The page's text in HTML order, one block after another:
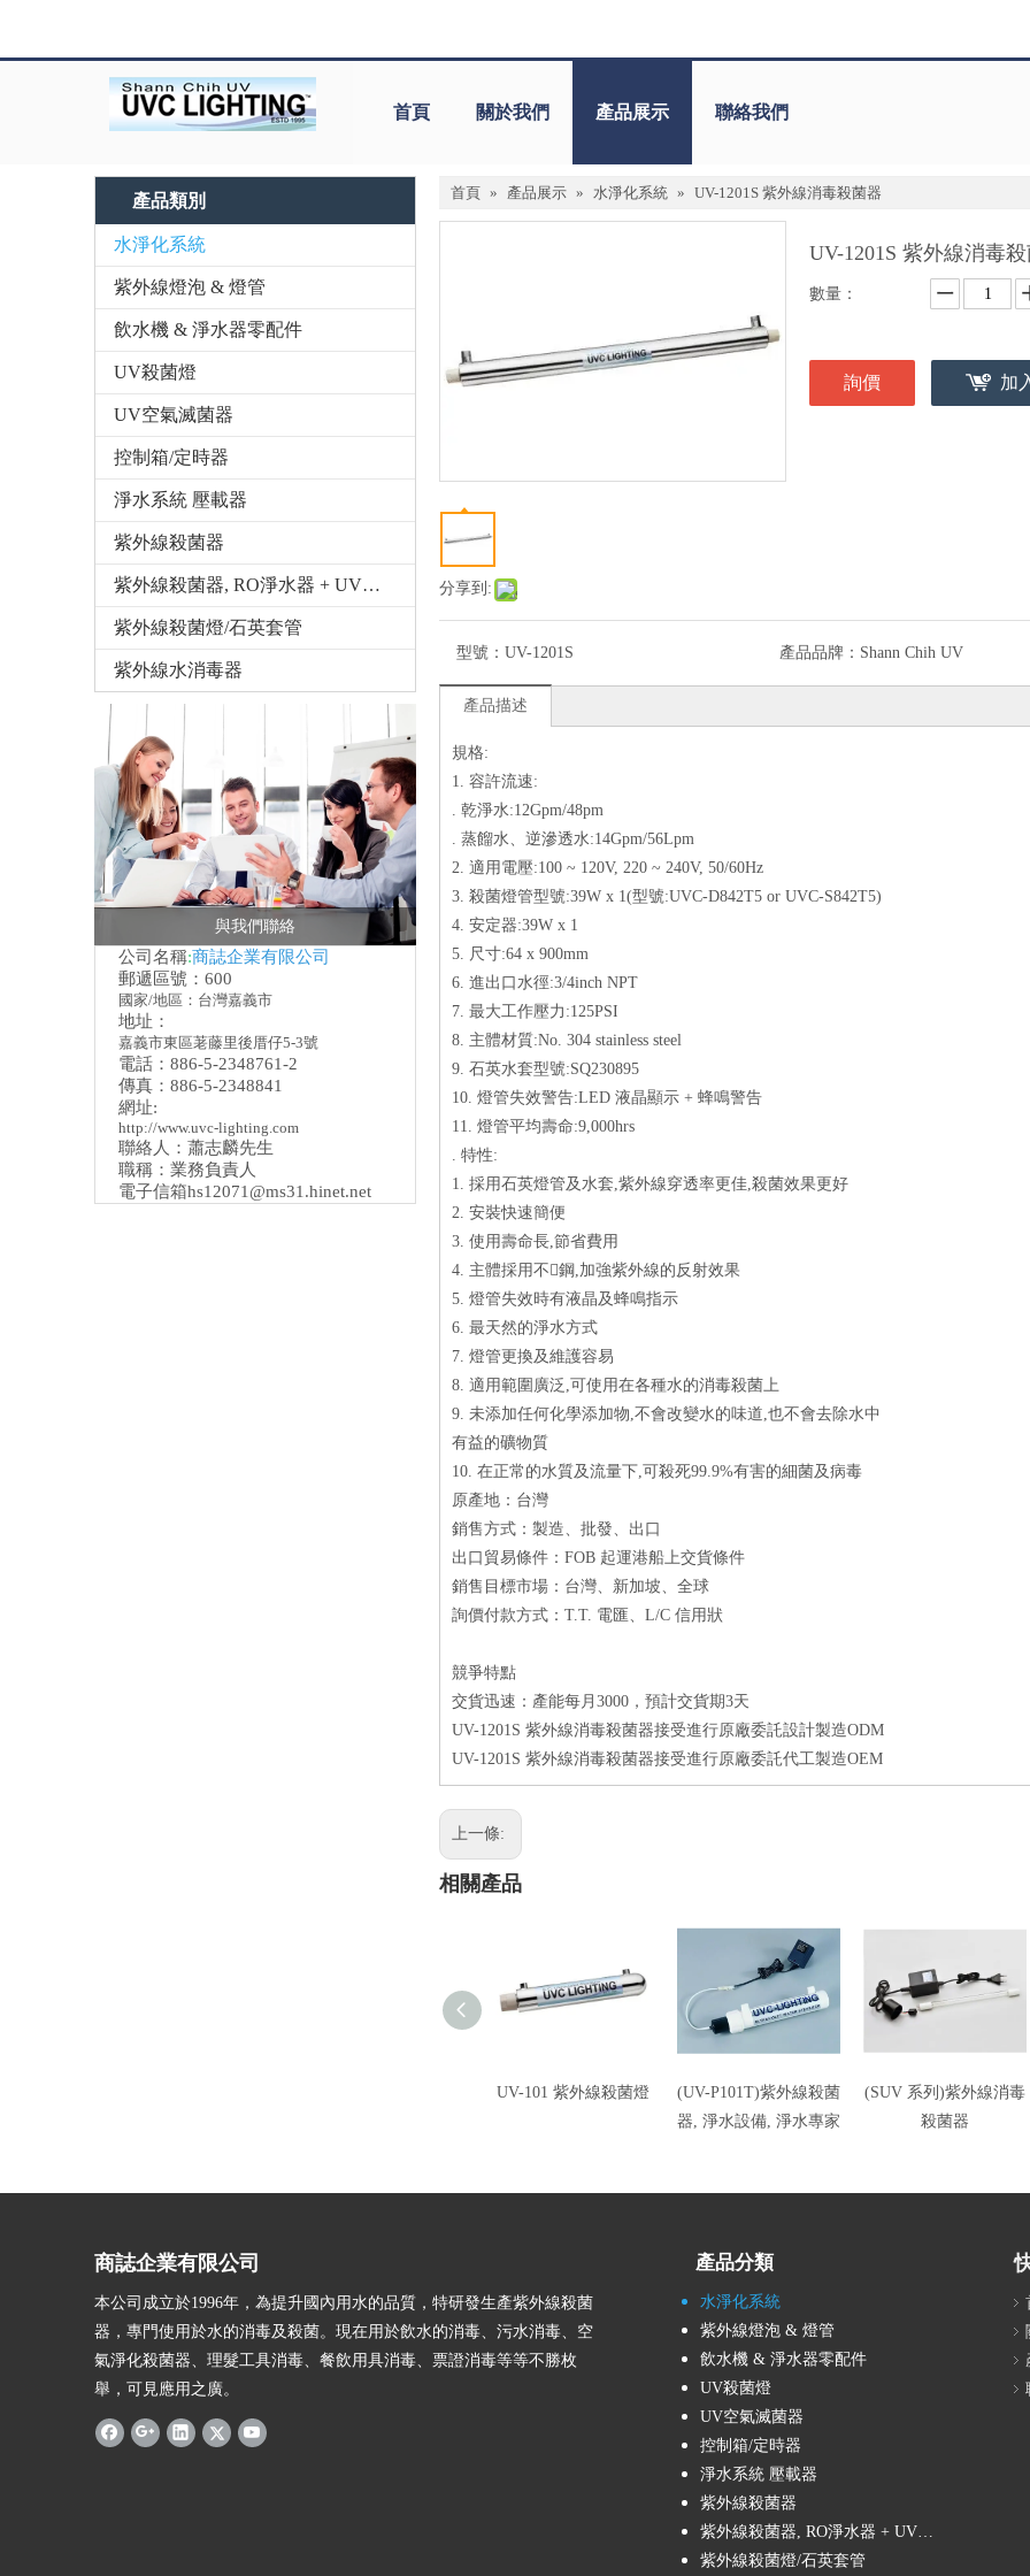
首頁 關於我們 產品展示 聯絡我們
產品類別
水淨化系統
紫外線燈泡 & 燈管
飲水機 & 淨水器零配件
UV殺菌燈
UV空氣滅菌器
控制箱/定時器
淨水系統 壓載器
紫外線殺菌器
紫外線殺菌器, RO淨水器 + UV殺菌燈
紫外線殺菌燈/石英套管
紫外線水消毒器
與我們聯絡
公司名稱:商誌企業有限公司
郵遞區號：600
國家/地區：台灣嘉義市
地址：
嘉義市東區荖藤里後厝仔5-3號
電話：886-5-2348761-2
傳真：886-5-2348841
網址:
http://www.uvc-lighting.com
聯絡人：蕭志麟先生
職稱：業務負責人
電子信箱hs12071@ms31.hinet.net
首頁 » 產品展示 » 水淨化系統 » UV-1201S 紫外線消毒殺菌器
分享到:
UV-1201S 紫外線消毒
數量：
詢價 加
型號： UV-1201S 產品品牌： Shann Chih UV
產品描述
規格:
1. 容許流速:
. 乾淨水:12Gpm/48pm
. 蒸餾水、逆滲透水:14Gpm/56Lpm
2. 適用電壓:100 ~ 120V, 220 ~ 240V, 50/60Hz
3. 殺菌燈管型號:39W x 1(型號:UVC-D842T5 or UVC-S842T5)
4. 安定器:39W x 1
5. 尺寸:64 x 900mm
6. 進出口水徑:3/4inch NPT
7. 最大工作壓力:125PSI
8. 主體材質:No. 304 stainless steel
9. 石英水套型號:SQ230895
10. 燈管失效警告:LED 液晶顯示 + 蜂鳴警告
11. 燈管平均壽命:9,000hrs
. 特性:
1. 採用石英燈管及水套,紫外線穿透率更佳,殺菌效果更好
2. 安裝快速簡便
3. 使用壽命長,節省費用
4. 主體採用不鋼,加強紫外線的反射效果
5. 燈管失效時有液晶及蜂鳴指示
6. 最天然的淨水方式
7. 燈管更換及維護容易
8. 適用範圍廣泛,可使用在各種水的消毒殺菌上
9. 未添加任何化學添加物,不會改變水的味道,也不會去除水中
有益的礦物質
10. 在正常的水質及流量下,可殺死99.9%有害的細菌及病毒
原產地：台灣
銷售方式：製造、批發、出口
出口貿易條件：FOB 起運港船上交貨條件
銷售目標市場：台灣、新加坡、全球
詢價付款方式：T.T. 電匯、L/C 信用狀
競爭特點
交貨迅速：產能每月3000，預計交貨期3天
UV-1201S 紫外線消毒殺菌器接受進行原廠委託設計製造ODM
UV-1201S 紫外線消毒殺菌器接受進行原廠委託代工製造OEM
上一條:
相關產品
UV-101 紫外線殺菌燈
(UV-P101T)紫外線殺菌
器, 淨水設備, 淨水專家
(SUV 系列)紫外線消毒
殺菌器
商誌企業有限公司
本公司成立於1996年，為提升國內用水的品質，特研發生產紫外線殺菌
器，專門使用於水的消毒及殺菌。現在用於飲水的消毒、污水消毒、空
氣淨化殺菌器、理髮工具消毒、餐飲用具消毒、票證消毒等等不勝枚
舉，可見應用之廣。
產品分類
水淨化系統
紫外線燈泡 & 燈管
飲水機 & 淨水器零配件
UV殺菌燈
UV空氣滅菌器
控制箱/定時器
淨水系統 壓載器
紫外線殺菌器
紫外線殺菌器, RO淨水器 + UV殺菌燈
紫外線殺菌燈/石英套管